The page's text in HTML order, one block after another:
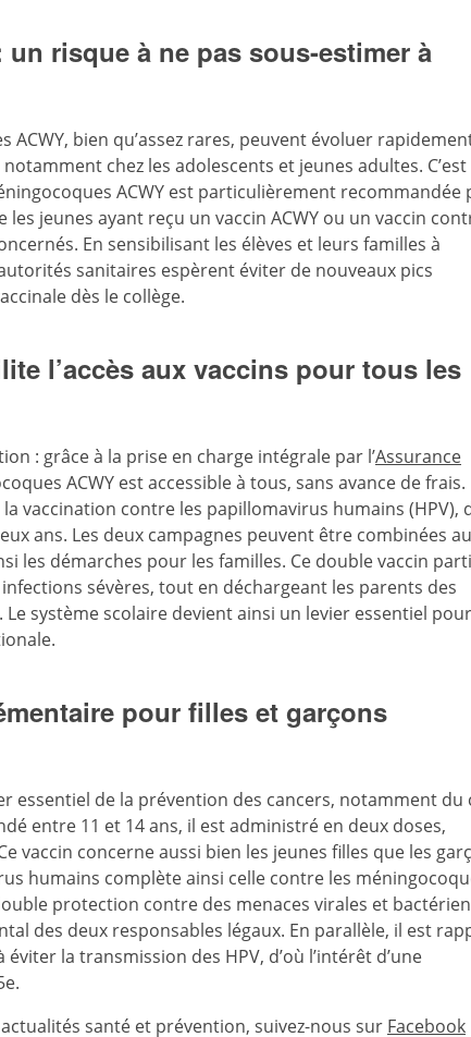
risque à ne pas sous-estimer à
ACWY, bien qu’assez rares, peuvent évoluer
chez les adolescents et jeunes adultes. C’est
ACWY est particulièrement recommandée
les jeunes ayant reçu un vaccin ACWY ou un vaccin
En sensibilisant les élèves et leurs familles à
sanitaires espèrent éviter de nouveaux pics
dès le collège.
l’accès aux vaccins pour tous les
: grâce à la prise en charge intégrale par l’Assurance
ACWY est accessible à tous, sans avance de frais.
vaccination contre les papillomavirus humains (HPV),
ans. Les deux campagnes peuvent être combinées au
les démarches pour les familles. Ce double vaccin
sévères, tout en déchargeant les parents des
système scolaire devient ainsi un levier essentiel pour
pour filles et garçons
essentiel de la prévention des cancers, notamment du
entre 11 et 14 ans, il est administré en deux doses,
vaccin concerne aussi bien les jeunes filles que les
humains complète ainsi celle contre les
protection contre des menaces virales et
des deux responsables légaux. En parallèle, il est
la transmission des HPV, d’où l’intérêt d’une
santé et prévention, suivez-nous sur Facebook